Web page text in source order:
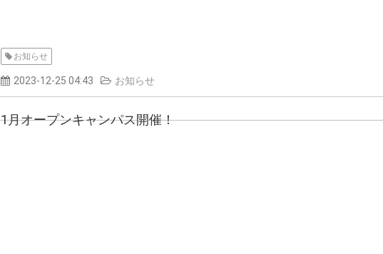
お知らせ
2023-12-25 04:43 お知らせ
1月オープンキャンパス開催！